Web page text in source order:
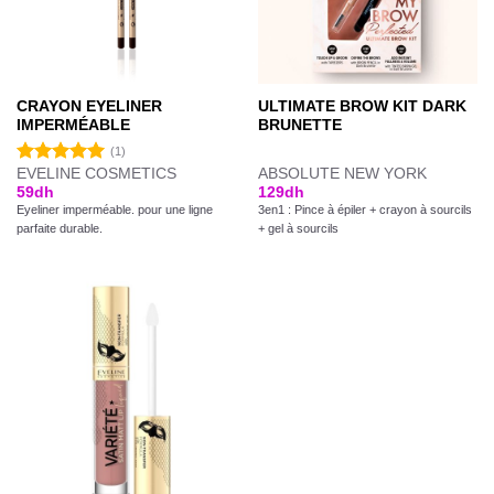
CRAYON EYELINER
IMPERMÉABLE
Note5.00
sur 5
(1)
EVELINE COSMETICS
59dh
Eyeliner imperméable. pour une ligne
parfaite durable.
ULTIMATE BROW KIT DARK
BRUNETTE
ABSOLUTE NEW YORK
129dh
3en1 : Pince à épiler + crayon à sourcils
+ gel à sourcils